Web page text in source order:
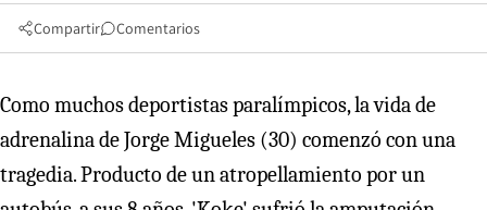
Compartir Comentarios
Como muchos deportistas paralímpicos, la vida de
adrenalina de Jorge Migueles (30) comenzó con una
tragedia. Producto de un atropellamiento por un